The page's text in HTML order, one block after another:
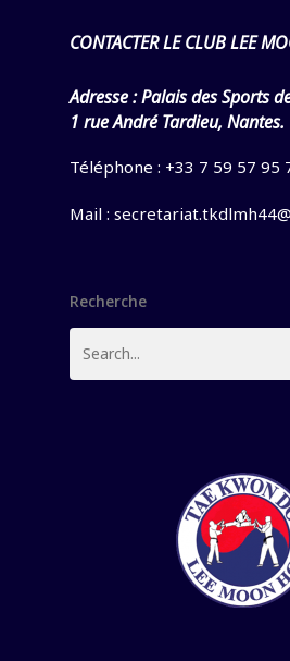
CONTACTER LE CLUB LEE
Adresse :Palais des Sports
1 rue André Tardieu, Nantes.
Téléphone : +33 7 59 57 95
Mail :
Recherche